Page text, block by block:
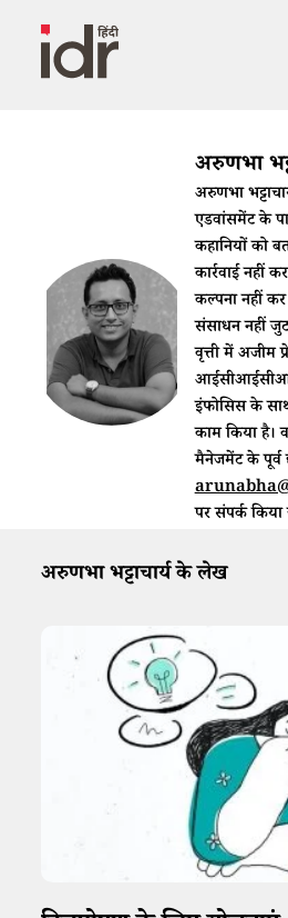
अरुणभा
अरुणभा
एडवांसमेंट के
कहानियों को
कार्रवाई
कल्पना नहीं
संसाधन नहीं
वृत्ती में अजीम
इंफोसिस के
काम किया है।
मैनेजमेंट के पूर्व
पर संपर्क
अरुणभा भट्टाचार्य के लेख